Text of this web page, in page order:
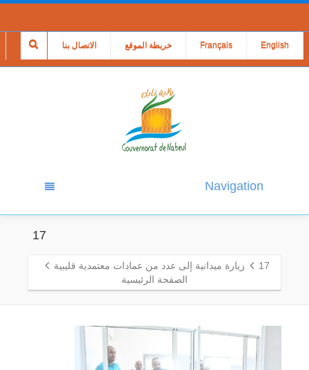
الاتصال بنا خريطة الموقع Français English
Navigation
17
17
زيارة ميدانية إلى عدد من عمادات معتمدية قليبية
الصفحة الرئيسية